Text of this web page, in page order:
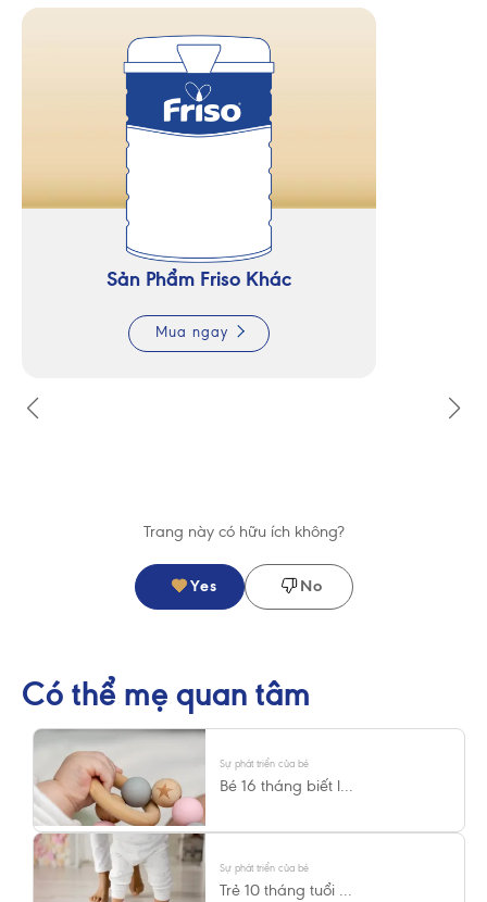
Sản Phẩm Friso Khác
Mua ngay
Trang này có hữu ích không?
Yes No
Có thể mẹ quan tâm
Sự phát triển của bé
Bé 16 tháng biết l...
Sự phát triển của bé
Trẻ 10 tháng tuổi ...